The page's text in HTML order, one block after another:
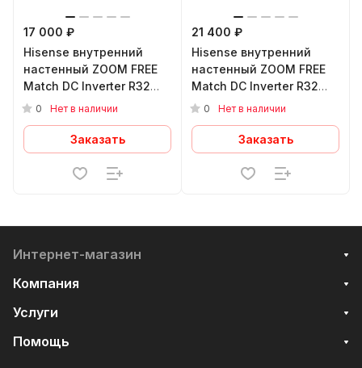
17 000 ₽
Hisense внутренний
настенный ZOOM FREE
Match DC Inverter R32
AMS-07UW4RYRKB01
0 Нет в наличии
Заказать
21 400 ₽
Hisense внутренний
настенный ZOOM FREE
Match DC Inverter R32
AMS-12UW4RYRKB01
0 Нет в наличии
Заказать
Интернет-магазин
Компания
Услуги
Помощь